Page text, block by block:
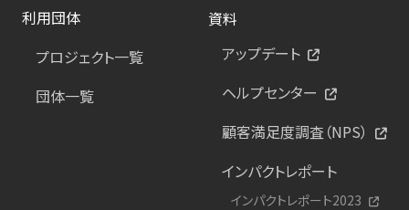
利用団体
プロジェクト一覧
団体一覧
資料
アップデート
ヘルプセンター
顧客満足度調査（NPS）
インパクトレポート
インパクトレポート2023